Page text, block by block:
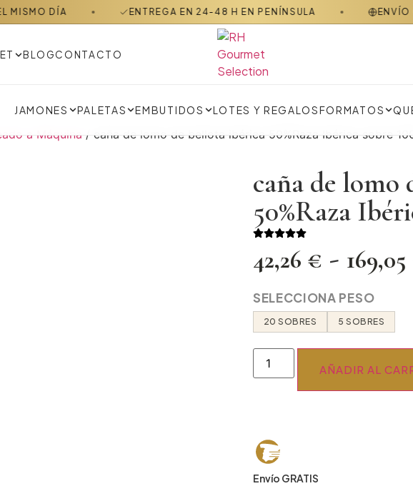
BLOGCONTACTO
JAMONES PALETAS EMBUTIDOS LOTES Y REGALOSFORMATOS
ENTREGA EN 24-48 H EN PENÍNSULA ENVÍO GRATIS
a Máquina / caña de lomo de bellota ibérica 50%Raza Ibérica sobre
caña de lomo
50%Raza
42,26 € - 169,05
SELECCIONA PESO
20 SOBRES 5 SOBRES
AÑADIR AL
Envío GRATIS